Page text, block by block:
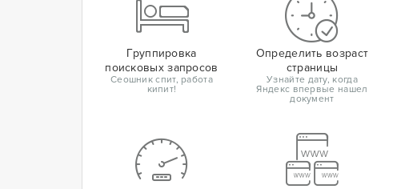
Группировка
поисковых запросов
Сеошник спит, работа
кипит!
Определить возраст
страницы
Узнайте дату, когда
Яндекс впервые нашел
документ